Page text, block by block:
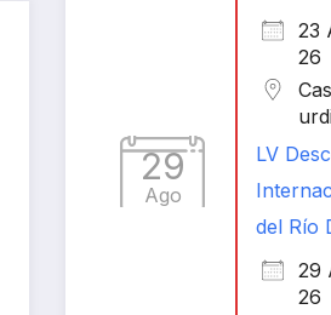
23
26
29
Ago
LV
del Río
29
26